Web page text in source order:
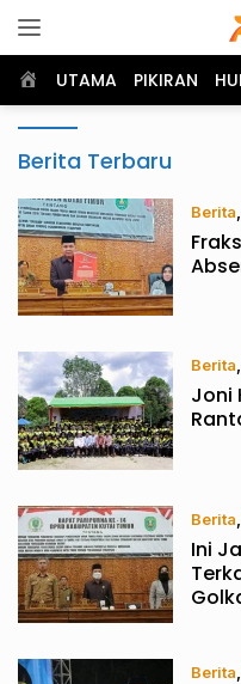
ke
Home
UTAMA PIKIRAN
Review
Berita Terbaru
Berita
14/
Berita,
13/
Joni
Berita
13/
Ini
Berita,